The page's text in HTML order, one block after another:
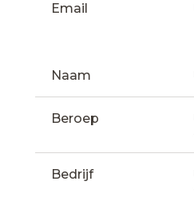
Email
Naam
Beroep
Bedrijf